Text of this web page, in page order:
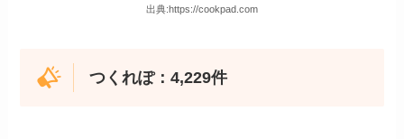
出典:https://cookpad.com
つくれぽ：4,229件